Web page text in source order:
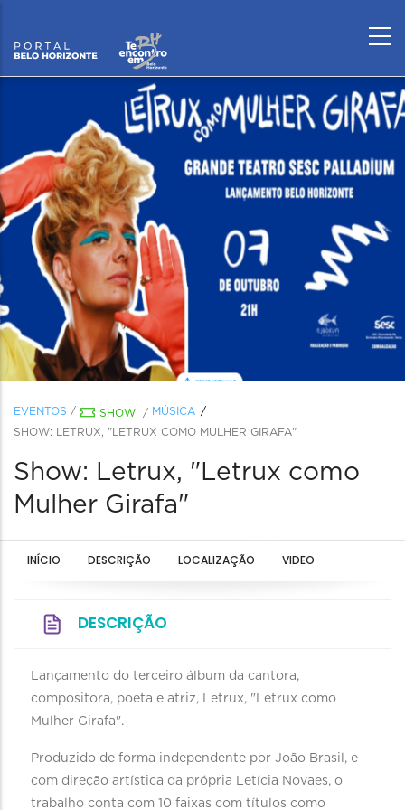
EVENTOS / SHOW / MÚSICA
SHOW: LETRUX, "LETRUX COMO MULHER GIRAFA"
Show: Letrux, "Letrux como
Mulher Girafa"
INÍCIO DESCRIÇÃO LOCALIZAÇÃO VIDEO
DESCRIÇÃO
Lançamento do terceiro álbum da cantora,
compositora, poeta e atriz, Letrux, "Letrux como
Mulher Girafa".
Produzido de forma independente por João Brasil, e
com direção artística da própria Letícia Novaes, o
trabalho conta com 10 faixas com títulos como